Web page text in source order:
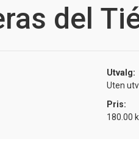
del
Utvalg:
Uten
Pris:
180.00